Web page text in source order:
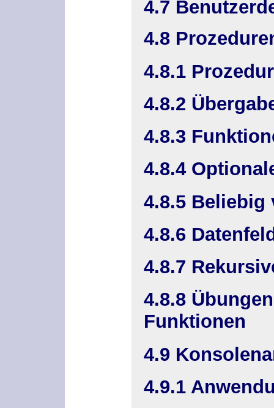
4.7
4.8
4.8.1
4.8.2
4.8.3
4.8.4
4.8.5 Beliebig
4.8.6
4.8.7
4.8.8
Funktionen
4.9
4.9.1